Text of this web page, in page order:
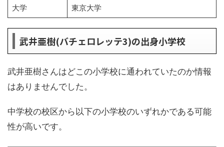
大学 東京大学
武井亜樹(バチェロレッテ3)の出身小学校
武井亜樹さんはどこの小学校に通われていたのか情報
はありませんでした。
中学校の校区から以下の小学校のいずれかである可能
性が高いです。